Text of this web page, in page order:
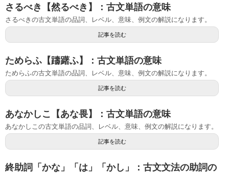
さるべき【然るべき】：古文単語の意味
さるべきの古文単語の品詞、レベル、意味、例文の解説になります。
記事を読む
ためらふ【躊躇ふ】：古文単語の意味
ためらふの古文単語の品詞、レベル、意味、例文の解説になります。
記事を読む
あなかしこ【あな畏】：古文単語の意味
あなかしこの古文単語の品詞、レベル、意味、例文の解説になります。
記事を読む
終助詞「かな」「は」「かし」：古文文法の助詞の